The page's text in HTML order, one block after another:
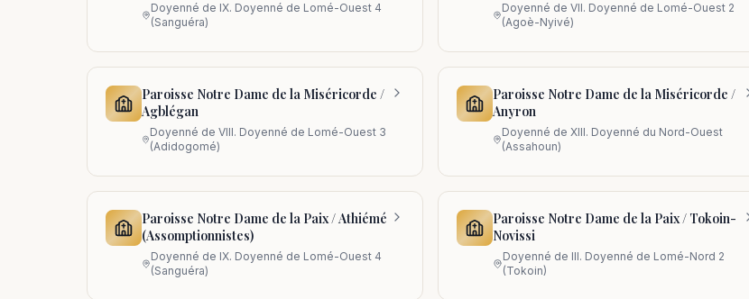
Doyenné de IX. Doyenné de Lomé-Ouest 4
(Sanguéra)
Doyenné de VII. Doyenné de Lomé-Ouest 2
(Agoè-Nyivé)
Paroisse Notre Dame de la Miséricorde /
Agblégan
Doyenné deVIII. Doyenné de Lomé-Ouest 3
(Adidogomé)
Paroisse Notre Dame de la Miséricorde /
Anyron
Doyenné deXIII. Doyenné du Nord-Ouest
(Assahoun)
Paroisse Notre Dame de la Paix / Athiémé
(Assomptionnistes)
Doyenné de IX. Doyenné de Lomé-Ouest 4
(Sanguéra)
Paroisse Notre Dame de la Paix / Tokoin-
Novissi
Doyenné de III. Doyenné de Lomé-Nord 2
(Tokoin)